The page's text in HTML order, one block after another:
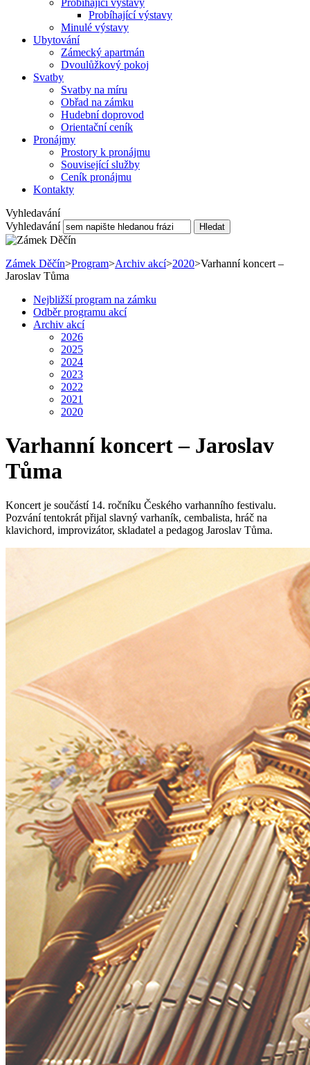
Probíhající výstavy
Probíhající výstavy
Minulé výstavy
Ubytování
Zámecký apartmán
Dvoulůžkový pokoj
Svatby
Svatby na míru
Obřad na zámku
Hudební doprovod
Orientační ceník
Pronájmy
Prostory k pronájmu
Související služby
Ceník pronájmu
Kontakty
Vyhledavání
Vyhledavání
Hledat
Zámek Děčín>Program>Archiv akcí>2020>Varhanní koncert –
Jaroslav Tůma
Nejbližší program na zámku
Odběr programu akcí
Archiv akcí
2026
2025
2024
2023
2022
2021
2020
Varhanní koncert – Jaroslav
Tůma
Koncert je součástí 14. ročníku Českého varhanního festivalu.
Pozvání tentokrát přijal slavný varhaník, cembalista, hráč na
klavichord, improvizátor, skladatel a pedagog Jaroslav Tůma.